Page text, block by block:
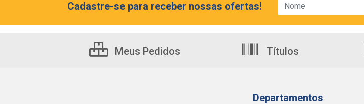
Cadastre-se para receber nossas ofertas!
Meus Pedidos Títulos
Departamentos